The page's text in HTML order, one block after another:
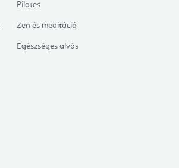
Pilates
Zen és meditáció
Egészséges alvás